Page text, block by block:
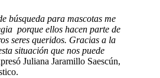
búsqueda para mascotas me
porque ellos hacen parte de
seres queridos. Gracias a la
situación que nos puede
Juliana Jaramillo Saescún,